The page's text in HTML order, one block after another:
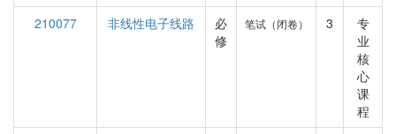
210077
非线性电子线路
必
修
笔试（闭卷） 3
专
业
核
心
课
程